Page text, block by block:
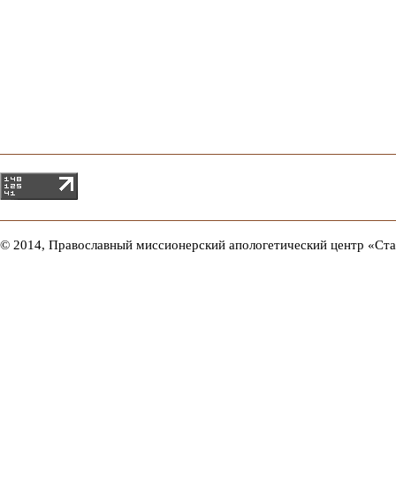
© 2014, Православный миссионерский апологетический центр